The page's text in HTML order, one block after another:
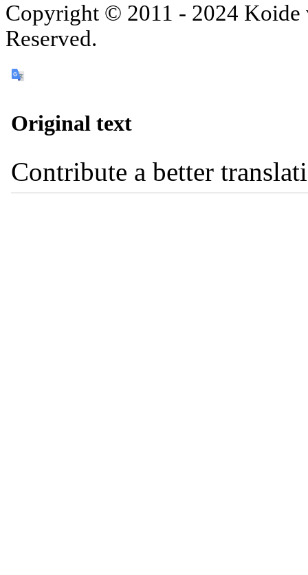
Copyright © 2011 - 2024
Reserved.
Original text
Contribute a better